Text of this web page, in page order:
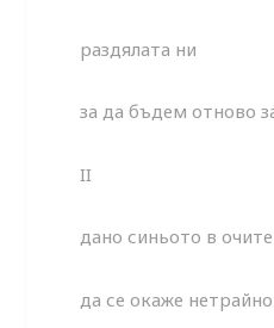
раздялата ни
за да бъдем отново
II
дано синьото в
да се окаже